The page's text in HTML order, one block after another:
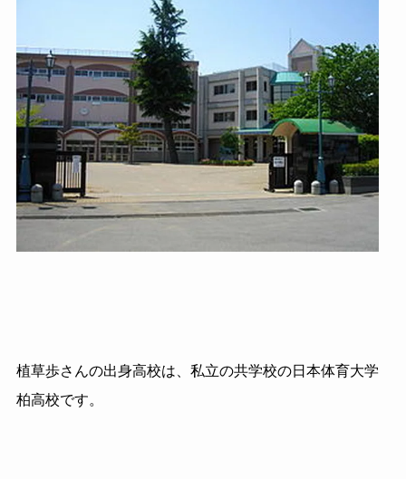
植草歩さんの出身高校は、私立の共学校の日本体育大学
柏高校です。